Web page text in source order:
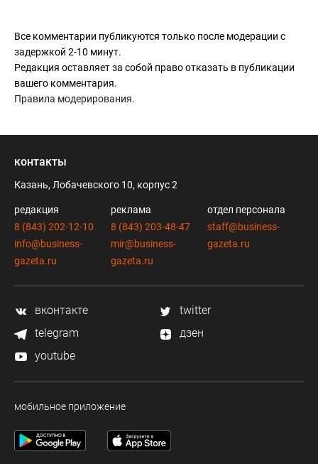
Все комментарии публикуются только после модерации с
задержкой 2-10 минут.
Редакция оставляет за собой право отказать в публикации
вашего комментария.
Правила модерирования.
контакты
Казань, Лобачевского 10, корпус 2
редакция
8 (843) 202-12-10
info@business-
gazeta.ru
реклама
8 (843) 203-48-47
mir@business-
gazeta.ru
отдел персонала
staff@business-
gazeta.ru
вконтакте
twitter
telegram
дзен
youtube
мобильное приложение